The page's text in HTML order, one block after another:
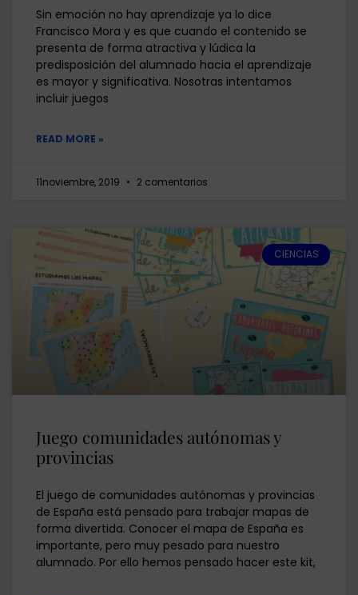
Sin emoción no hay aprendizaje ya lo dice
Francisco Mora y es que cuando el contenido se
presenta de forma atractiva y lúdica la
predisposición del alumnado hacia el aprendizaje
es mayor y significativa. Nosotras intentamos
incluir juegos
READ MORE »
11noviembre, 2019 2 comentarios
CIENCIAS
Juego comunidades autónomas y
provincias
El juego de comunidades autónomas y provincias
de España está pensado para trabajar mapas de
forma divertida. Conocer el mapa de España es
importante, pero muy pesado para nuestro
alumnado. Por ello hemos pensado hacer este kit,